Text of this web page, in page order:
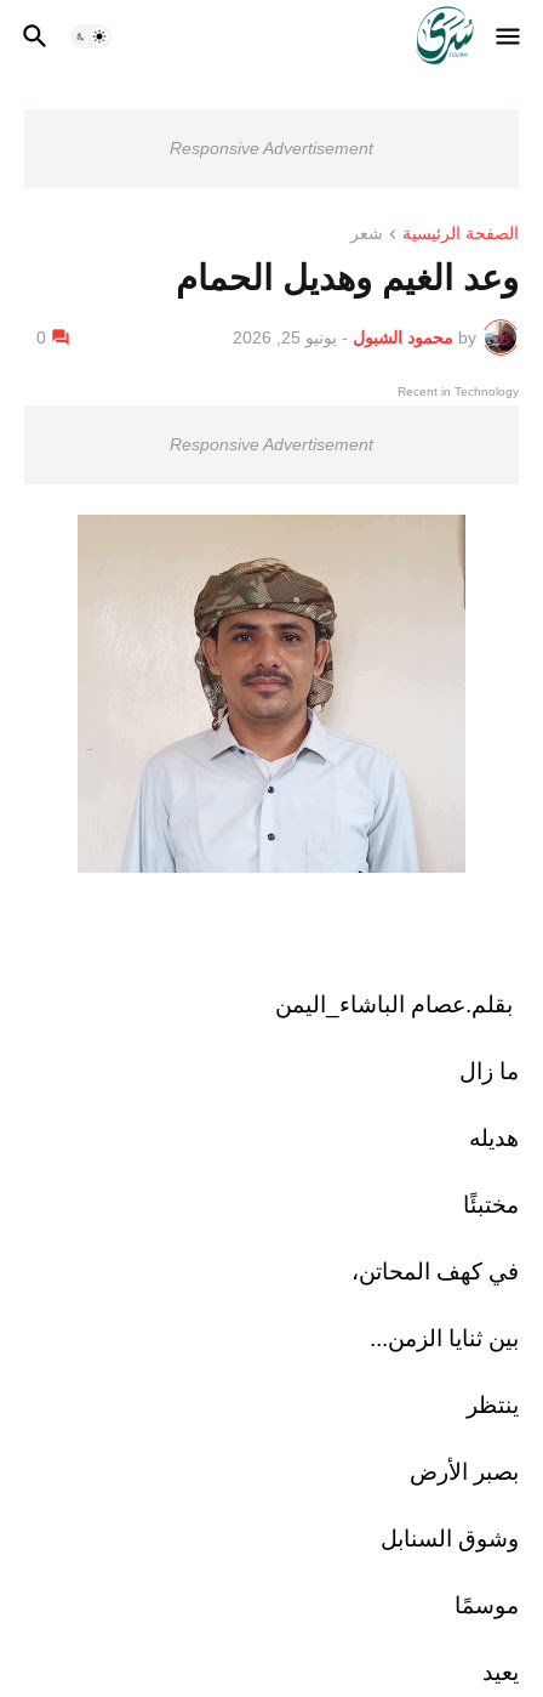
Responsive Advertisement
الصفحة الرئيسية شعر
وعد الغيم وهديل الحمام
by محمود الشبول - يونيو 25, 2026 0
Recent in Technology
Responsive Advertisement
بقلم.عصام الباشاء_اليمن
ما زال
هديله
مختبئًا
في كهف المحاتن،
بين ثنايا الزمن...
ينتظر
بصبر الأرض
وشوق السنابل
موسمًا
يعيد